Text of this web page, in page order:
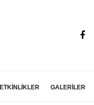
ETKİNLİKLER GALERİLER